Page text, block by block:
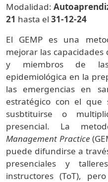
Modalidad:
21 hasta el 31-12-24
El GEMP es una
mejorar las capacidades
y miembros de
epidemiológica en la
las emergencias en
estratégico con el
susbtituirse o
presencial. La
Management Practice
puede difundirse a
presenciales y
instructores (ToT),